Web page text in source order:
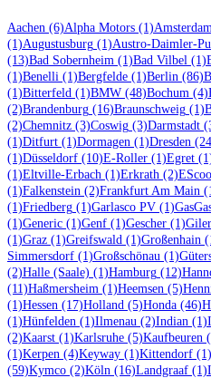
Aachen (6)Alpha Motors (1)Amsterdam
(1)Augustusburg (1)Austro-Daimler-
(13)Bad Sobernheim (1)Bad Vilbel (1)
(1)Benelli (1)Bergfelde (1)Berlin (86)
(1)Bitterfeld (1)BMW (48)Bochum (4)
(2)Brandenburg (16)Braunschweig (1)
(2)Chemnitz (3)Coswig (3)Darmstadt
(1)Ditfurt (1)Dormagen (1)Dresden
(1)Düsseldorf (10)E-Roller (1)Egret
(1)Eltville-Erbach (1)Erkrath (2)
(1)Falkenstein (2)Frankfurt Am Main
(1)Friedberg (1)Garlasco PV (1)
(1)Generic (1)Genf (1)Gescher (1)
(1)Graz (1)Greifswald (1)Großenhain
Simmersdorf (1)Großschönau (1)
(2)Halle (Saale) (1)Hamburg (12)
(11)Haßmersheim (1)Heemsen (5)
(1)Hessen (17)Holland (5)Honda (46)
(1)Hünfelden (1)Ilmenau (2)Indian (1)
(2)Kaarst (1)Karlsruhe (5)Kaufbeuren
(1)Kerpen (4)Keyway (1)Kittendorf (1)
(59)Kymco (2)Köln (16)Landgraaf (1)